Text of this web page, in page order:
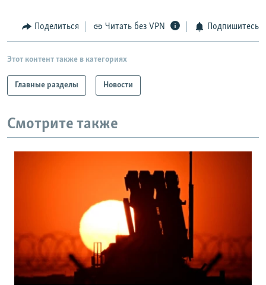
Все сайты РСЕ/РС
Поделиться Читать без VPN Подпишитесь
Этот контент также в категориях
Главные разделы Новости
Смотрите также